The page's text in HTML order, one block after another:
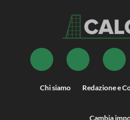
Chi siamo Redazione e
Cambia